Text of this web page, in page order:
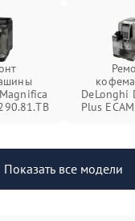
DeLonghi
Plus
Показать все модели